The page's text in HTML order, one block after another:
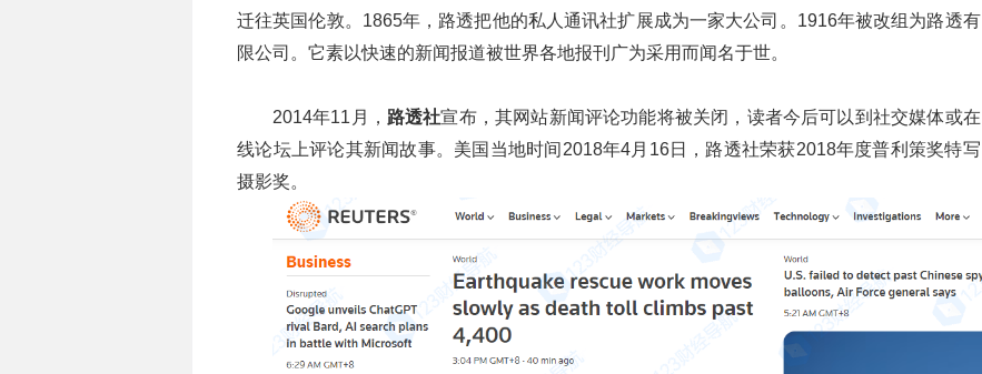
迁往英国伦敦。1865年，路透把他的私人通讯社扩展成为一家大公司。1916年被改组为路透有
限公司。它素以快速的新闻报道被世界各地报刊广为采用而闻名于世。
2014年11月， 路透社宣布，其网站新闻评论功能将被关闭，读者今后可以到社交媒体或在
线论坛上评论其新闻故事。美国当地时间2018年4月16日，路透社荣获2018年度普利策奖特写
摄影奖。